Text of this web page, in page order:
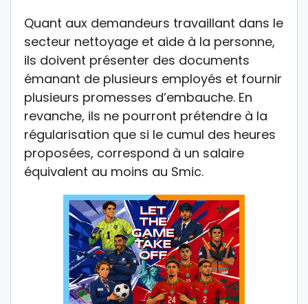
Quant aux demandeurs travaillant dans le
secteur nettoyage et aide à la personne,
ils doivent présenter des documents
émanant de plusieurs employés et fournir
plusieurs promesses d’embauche. En
revanche, ils ne pourront prétendre à la
régularisation que si le cumul des heures
proposées, correspond à un salaire
équivalent au moins au Smic.